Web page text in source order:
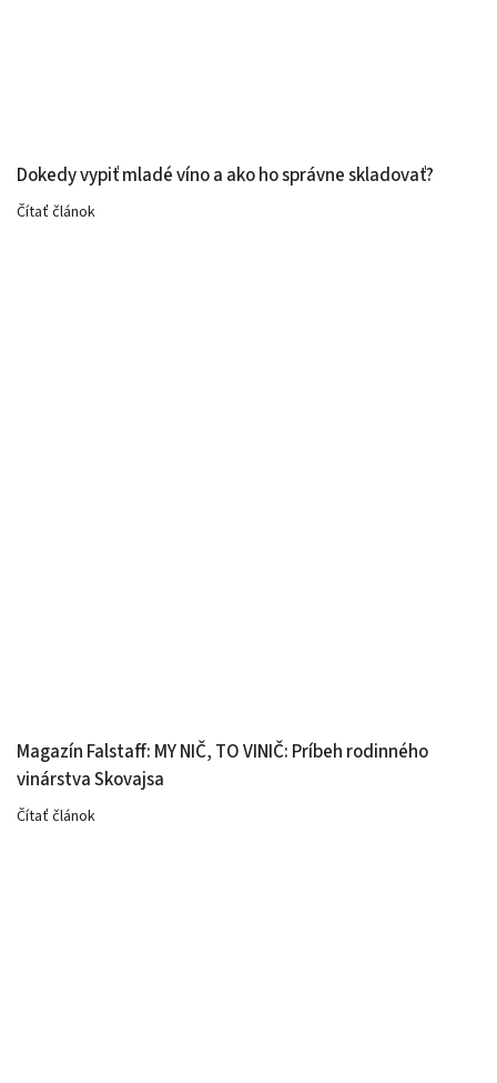
Dokedy vypiť mladé víno a ako ho správne skladovať?
Čítať článok
Magazín Falstaff: MY NIČ, TO VINIČ: Príbeh rodinného
vinárstva Skovajsa
Čítať článok